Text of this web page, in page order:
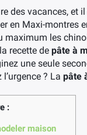
des vacances,
en Maxi-montres
maximum les
recette de pâte à
une seule
? La pâte
:
maison